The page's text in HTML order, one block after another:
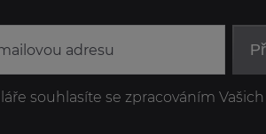
souhlasíte se zpracováním